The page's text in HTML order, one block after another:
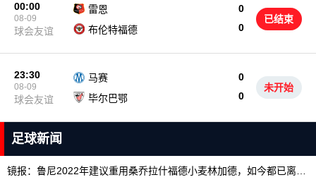
00:00
08-09
球会友谊
雷恩
0
0
布伦特福德
已结束
23:30
08-09
球会友谊
马赛
0
0
毕尔巴鄂
未开始
足球新闻